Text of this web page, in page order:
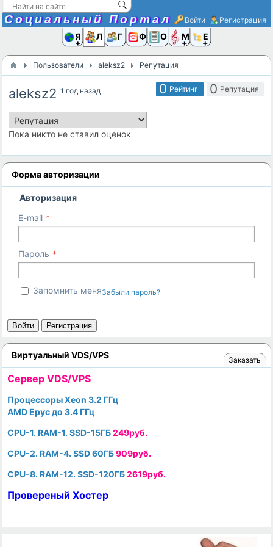
Социальный Портал Войти Регистрация
Я иЛюди
Группы
Фото Ещё
Пользователи aleksz2 Репутация
aleksz21 год назад 0 Репутация
0 Рейтинг
Пока никто не ставил оценок
Форма авторизации
Авторизация
E-mail
Пароль
Запомнить меняЗабыли пароль?
Войти Регистрация
Виртуальный VDS/VPS Заказать
Cервер VDS/VPS
Процессоры Xeon 3.2 ГГц
AMD Epyc до 3.4 ГГц
CPU-1. RAM-1. SSD-15ГБ249руб.
CPU-2. RAM-4. SSD 60ГБ909руб.
CPU-8. RAM-12. SSD-120ГБ2619руб.
Провереный Хостер